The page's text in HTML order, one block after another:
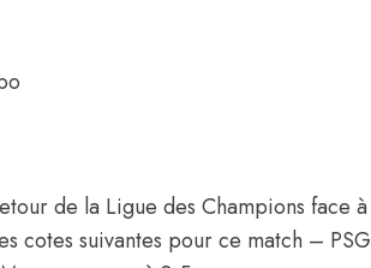
de la Ligue des Champions face à
cotes suivantes pour ce match – PSG